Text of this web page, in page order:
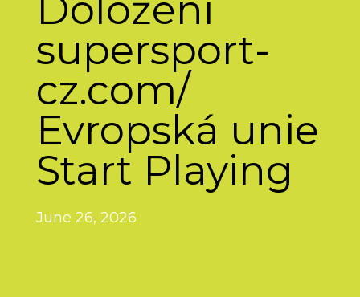
Doložení
supersport-
cz.com/
Evropská unie
Start Playing
June 26, 2026